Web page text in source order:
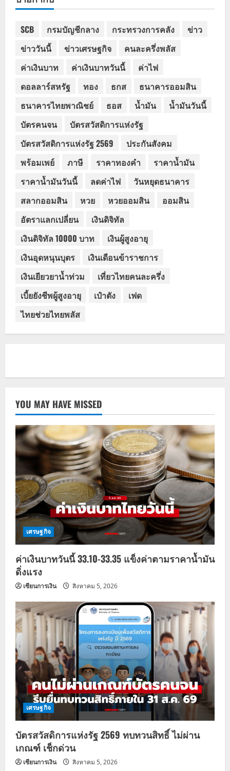
SCB กรมบัญชีกลาง กระทรวงการคลัง
ข่าว
ข่าววันนี้
ข่าวเศรษฐกิจ
คนละครึ่งพลัส
ค่าเงินบาท
ค่าเงินบาทวันนี้
ค่าไฟ
ดอลลาร์สหรัฐ
ทอง ธกส
ธนาคารออมสิน
ธนาคารไทยพาณิชย์
ธอส น้ำมัน
น้ำมันวันนี้
บัตรคนจน
บัตรสวัสดิการแห่งรัฐ
บัตรสวัสดิการแห่งรัฐ 2569
ประกันสังคม
พร้อมเพย์
ภาษี ราคาทองคำ
ราคาน้ำมัน
ราคาน้ำมันวันนี้
ลดค่าไฟ
วันหยุดธนาคาร
สลากออมสิน
หวย หวยออมสิน
ออมสิน
อัตราแลกเปลี่ยน
เงินดิจิทัล
เงินดิจิทัล 10000 บาท
เงินผู้สูงอายุ
เงินอุดหนุนบุตร
เงินเดือนข้าราชการ
เงินเยียวยาน้ำท่วม
เที่ยวไทยคนละครึ่ง
เบี้ยยังชีพผู้สูงอายุ
เป๋าตัง
เฟด
ไทยช่วยไทยพลัส
YOU MAY HAVE MISSED
เศรษฐกิจ
ค่าเงินบาทวันนี้ 33.10-33.35 แข็งค่าตามราคาน้ำมัน
ดิ่งแรง
เซียนการเงิน สิงหาคม 5, 2026
เศรษฐกิจ
บัตรสวัสดิการแห่งรัฐ 2569 ทบทวนสิทธิ์ ไม่ผ่าน
เกณฑ์ เช็กด่วน
เซียนการเงิน สิงหาคม 5, 2026